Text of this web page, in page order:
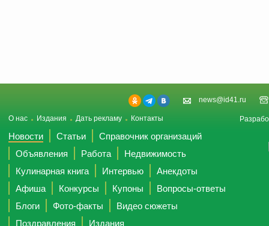
news@id41.ru
О нас Издания Дать рекламу Контакты
Новости Статьи
Справочник организаций
Объявления
Работа
Недвижимость
Кулинарная книга
Интервью
Анекдоты
Афиша
Конкурсы Купоны
Вопросы-ответы
Блоги
Фото-факты
Видео сюжеты
Поздравления
Издания